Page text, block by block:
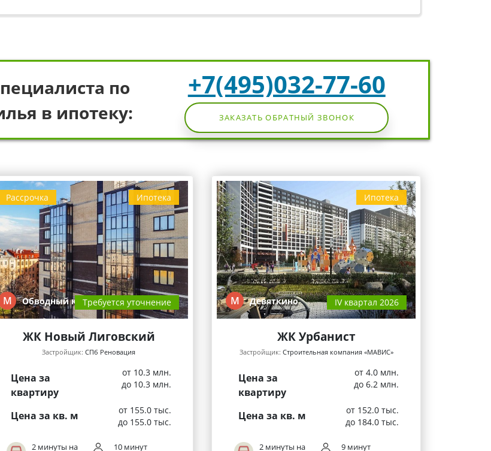
по
в ипотеку:
+7(495)032-77-60
ЗАКАЗАТЬ ОБРАТНЫЙ ЗВОНОК
Ипотека
Рассрочка
М Обводный кана…Требуется уточнение
ЖК Новый Лиговский
Застройщик: СПб Реновация
Цена за
квартиру
от 10.3 млн.
до 10.3 млн.
Цена за кв. м
от 155.0 тыс.
до 155.0 тыс.
2 минуты на
10 минут
Ипотека
М Девяткино IV квартал 2026
ЖК Урбанист
Застройщик: Строительная компания «МАВИС»
Цена за
квартиру
от 4.0 млн.
до 6.2 млн.
Цена за кв. м
от 152.0 тыс.
до 184.0 тыс.
2 минуты на
9 минут